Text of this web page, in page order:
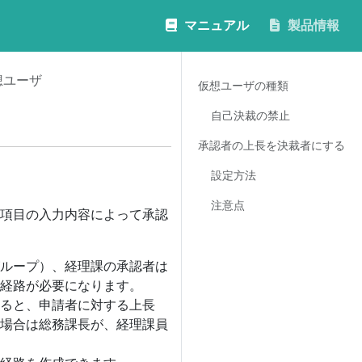
マニュアル 製品情報
仮想ユーザの種類
自己決裁の禁止
承認者の上長を決裁者にする
設定方法
注意点
ユーザ
目の入力内容によって承認
ープ）、経理課の承認者は
路が必要になります。
と、申請者に対する上長
合は総務課長が、経理課員